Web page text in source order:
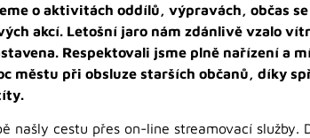
o aktivitách oddílů, výpravách, občas
akcí. Letošní jaro nám zdánlivě vzalo
Respektovali jsme plně nařízení a
městu při obsluze starších občanů, díky
našly cestu přes on-line streamovací